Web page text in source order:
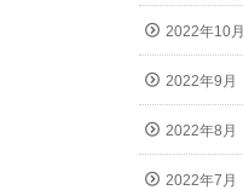
2022年10月
2022年9月
2022年8月
2022年7月